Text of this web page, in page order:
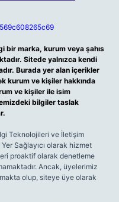
bir marka, kurum veya şahıs
Sitede yalnızca kendi
Burada yer alan içerikler
kurum ve kişiler hakkında
ve kişiler ile isim
bilgiler taslak
Teknolojileri ve İletişim
Sağlayıcı olarak hizmet
proaktif olarak denetleme
Ancak, üyelerimiz
olup, siteye üye olarak